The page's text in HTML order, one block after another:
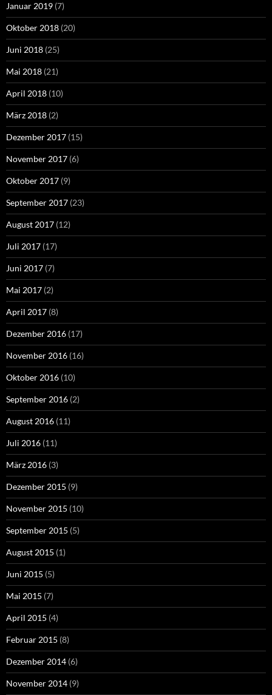
Januar 2019 (7)
Oktober 2018 (20)
Juni 2018 (25)
Mai 2018 (21)
April 2018 (10)
März 2018 (2)
Dezember 2017 (15)
November 2017 (6)
Oktober 2017 (9)
September 2017 (23)
August 2017 (12)
Juli 2017 (17)
Juni 2017 (7)
Mai 2017 (2)
April 2017 (8)
Dezember 2016 (17)
November 2016 (16)
Oktober 2016 (10)
September 2016 (2)
August 2016 (11)
Juli 2016 (11)
März 2016 (3)
Dezember 2015 (9)
November 2015 (10)
September 2015 (5)
August 2015 (1)
Juni 2015 (5)
Mai 2015 (7)
April 2015 (4)
Februar 2015 (8)
Dezember 2014 (6)
November 2014 (9)